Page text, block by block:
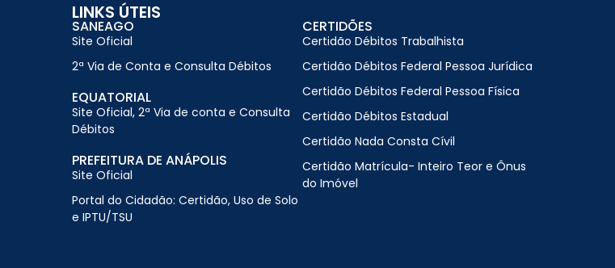
LINKS ÚTEIS
SANEAGO
Site Oficial
2ª Via de Conta e Consulta Débitos
EQUATORIAL
Site Oficial, 2ª Via de conta e Consulta
Débitos
PREFEITURA DE ANÁPOLIS
Site Oficial
Portal do Cidadão: Certidão, Uso de Solo
e IPTU/TSU
CERTIDÕES
Certidão Débitos Trabalhista
Certidão Débitos Federal Pessoa Jurídica
Certidão Débitos Federal Pessoa Física
Certidão Débitos Estadual
Certidão Nada Consta Cívil
Certidão Matrícula- Inteiro Teor e Ônus
do Imóvel